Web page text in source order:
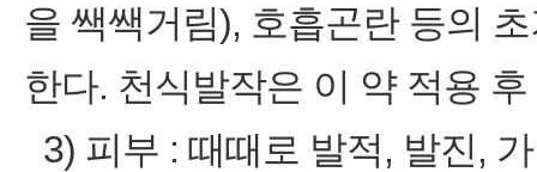
을 쌕쌕거림), 호흡곤란 등의
한다. 천식발작은 이 약 적용
3) 피부 : 때때로 발적, 발진,